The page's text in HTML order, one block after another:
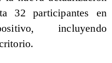
32 participantes en
incluyendo